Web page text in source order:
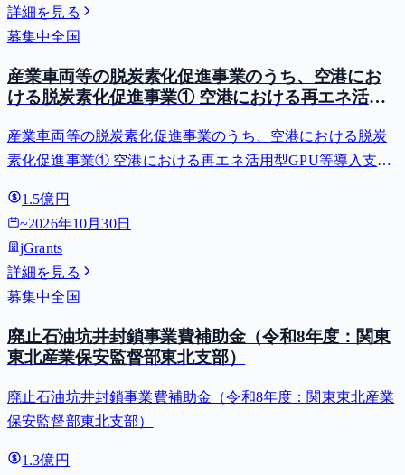
詳細を見る
募集中全国
産業車両等の脱炭素化促進事業のうち、空港にお
ける脱炭素化促進事業① 空港における再エネ活用
費等補助金）
産業車両等の脱炭素化促進事業のうち、空港における脱炭
素化促進事業① 空港における再エネ活用型GPU等導入支援
1.5億円
~2026年10月30日
jGrants
詳細を見る
募集中全国
廃止石油坑井封鎖事業費補助金（令和8年度：関東
東北産業保安監督部東北支部）
廃止石油坑井封鎖事業費補助金（令和8年度：関東東北産業
保安監督部東北支部）
1.3億円